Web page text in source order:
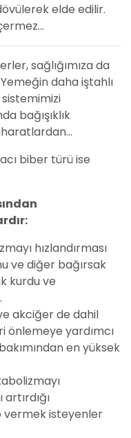
elde edilir.
sağlığımıza da
daha iştahlı
bağışıklık
biber türü ise
hızlandırması
ve diğer bağırsak
kurdu ve
akciğer de dahil
önlemeye yardımcı
en yüksek
artırdığı
vermek isteyenler